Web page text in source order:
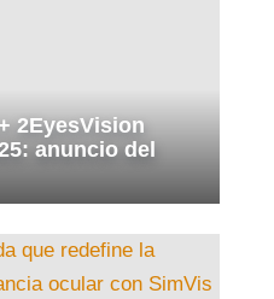
2EyesVision
anuncio del